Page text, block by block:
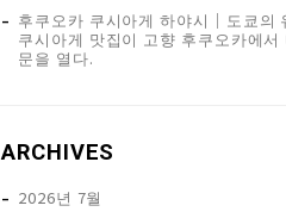
후쿠오카 쿠시아게 하야시│도쿄의
쿠시아게 맛집이 고향 후쿠오카에서
문을 열다.
ARCHIVES
2026년 7월